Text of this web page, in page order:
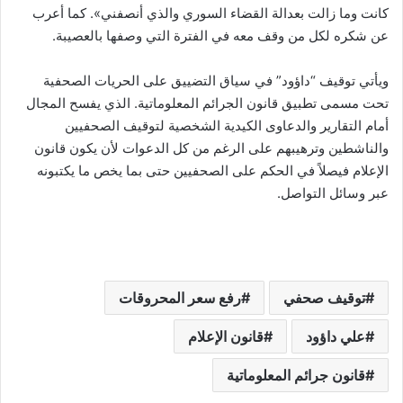
كانت وما زالت بعدالة القضاء السوري والذي أنصفني». كما أعرب
عن شكره لكل من وقف معه في الفترة التي وصفها بالعصيبة.
ويأتي توقيف “داؤود” في سياق التضييق على الحريات الصحفية
تحت مسمى تطبيق قانون الجرائم المعلوماتية. الذي يفسح المجال
أمام التقارير والدعاوى الكيدية الشخصية لتوقيف الصحفيين
والناشطين وترهيبهم على الرغم من كل الدعوات لأن يكون قانون
الإعلام فيصلاً في الحكم على الصحفيين حتى بما يخص ما يكتبونه
عبر وسائل التواصل.
توقيف صحفي رفع سعر المحروقات
علي داؤود قانون الإعلام
قانون جرائم المعلوماتية